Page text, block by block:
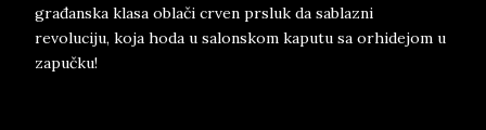
građanska klasa oblači crven prsluk da sablazni
revoluciju, koja hoda u salonskom kaputu sa orhidejom u
zapučku!